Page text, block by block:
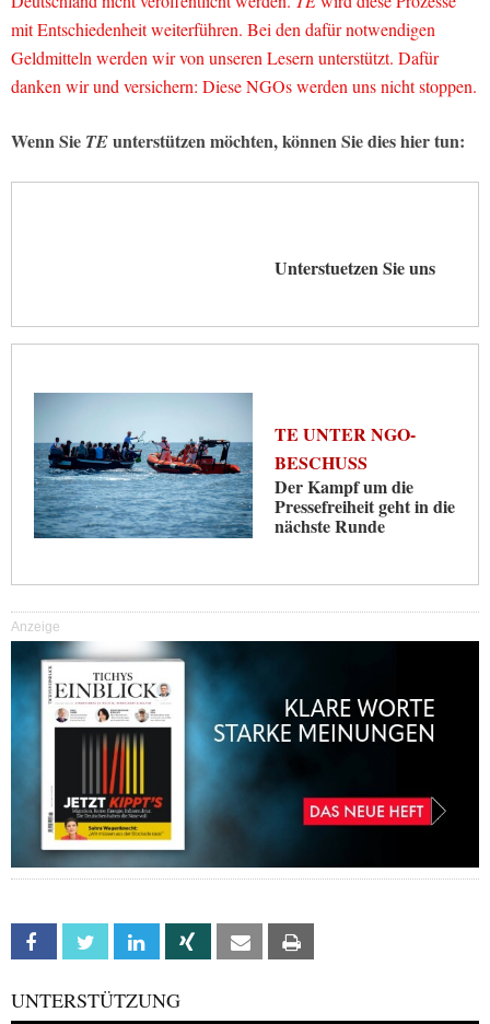
mit Entschiedenheit weiterführen. Bei den dafür notwendigen
Geldmitteln werden wir von unseren Lesern unterstützt. Dafür
danken wir und versichern: Diese NGOs werden uns nicht stoppen.
Wenn Sie TEunterstützen möchten, können Sie dies hier tun:
Unterstuetzen Sie uns
TE UNTER NGO-
BESCHUSS
Der Kampf um die
Pressefreiheit geht in die
nächste Runde
Anzeige
Facebook Twitter Linkedin Xing Email
UNTERSTÜTZUNG